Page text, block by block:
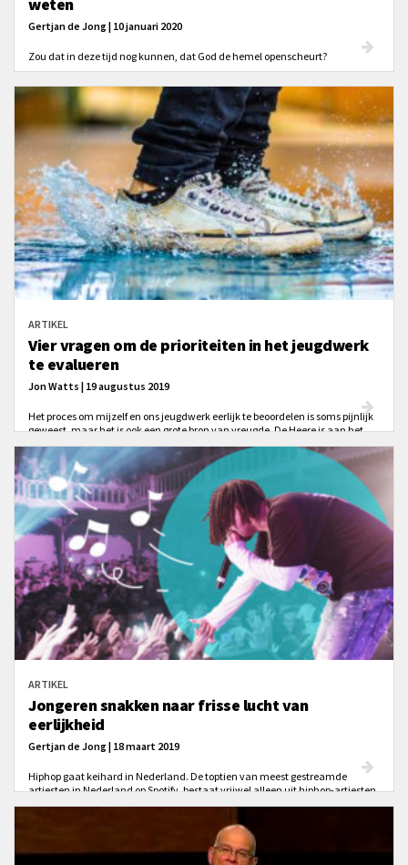
Gertjan de Jong | 10 januari 2020
Zou dat in deze tijd nog kunnen, dat God de hemel openscheurt?
ARTIKEL
Vier vragen om de prioriteiten in het jeugdwerk
te evalueren
Jon Watts | 19 augustus 2019
Het proces om mijzelf en ons jeugdwerk eerlijk te beoordelen is soms pijnlijk
geweest, maar het is ook een grote bron van vreugde. De Heere is aan het
te helpen nadenken over de prioriteiten van jouw gemeente als het gaat om
jeugdwerk.
ARTIKEL
Jongeren snakken naar frisse lucht van
eerlijkheid
Gertjan de Jong | 18 maart 2019
Hiphop gaat keihard in Nederland. De toptien van meest gestreamde
artiesten in Nederland op Spotify, bestaat vrijwel alleen uit hiphop-artiesten.